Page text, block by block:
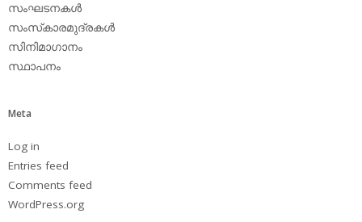
സംഘടനകള്‍
സംസ്‌കാരമുദ്രകള്‍
സിനിമാഗാനം
സ്ഥാപനം
Meta
Log in
Entries feed
Comments feed
WordPress.org